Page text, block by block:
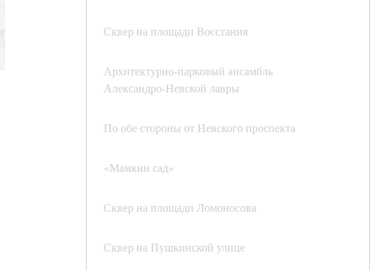
Сквер на площади Восстания
Архитектурно-парковый ансамбль
Александро-Невской лавры
По обе стороны от Невского проспекта
«Мамкин сад»
Сквер на площади Ломоносова
Сквер на Пушкинской улице